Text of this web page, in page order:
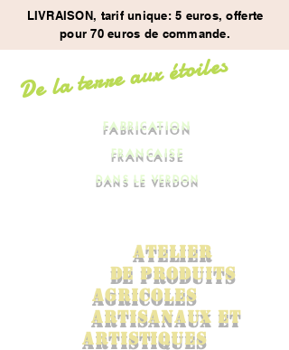
LIVRAISON, tarif unique: 5 euros, offerte
pour 70 euros de commande.
FABRICATION
FRANCAISE
DANS LE VERDON
ATElier
dePRODUITS
AGrICOles
ARTISANaux ET
ARTISTIQUES
De la terre aux étoiles